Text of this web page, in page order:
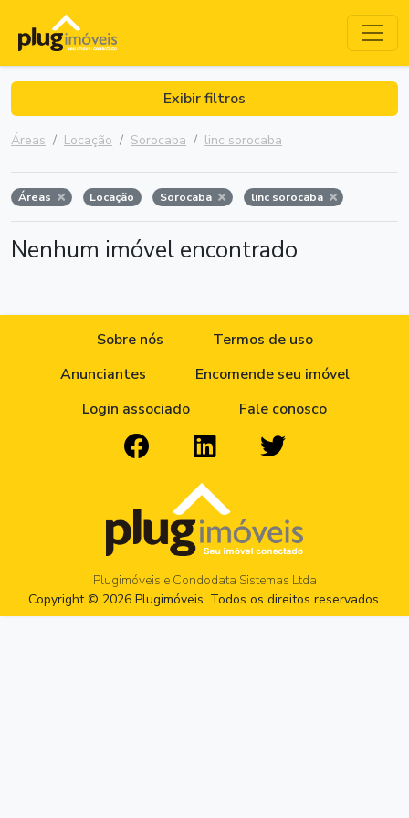
Exibir filtros
Áreas Locação Sorocaba linc sorocaba
Áreas Locação Sorocaba linc sorocaba
Nenhum imóvel encontrado
Sobre nós
Termos de uso
Anunciantes
Encomende seu imóvel
Login associado
Fale conosco
Plugimóveis e Condodata Sistemas Ltda
Copyright © 2026 Plugimóveis. Todos os direitos reservados.